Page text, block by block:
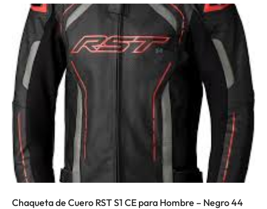
Chaqueta de Cuero RST S1 CE para Hombre – Negro 44